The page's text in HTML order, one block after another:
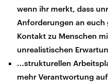
wenn ihr merkt, dass
Anforderungen an euch
Kontakt zu Menschen
unrealistischen
...strukturellen
mehr Verantwortung